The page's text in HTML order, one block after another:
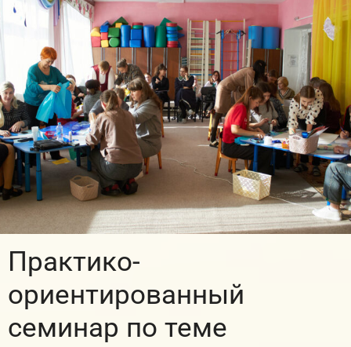
Практико-
ориентированный
семинар по теме